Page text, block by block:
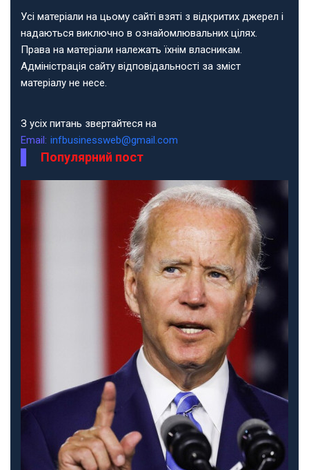
Усі матеріали на цьому сайті взяті з відкритих джерел і
надаються виключно в ознайомлювальних цілях.
Права на матеріали належать їхнім власникам.
Адміністрація сайту відповідальності за зміст
матеріалу не несе.
З усіх питань звертайтеся на
Email: infbusinessweb@gmail.com
Популярний пост